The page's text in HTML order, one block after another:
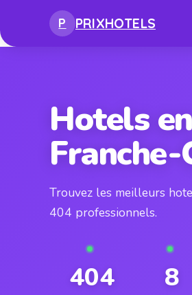
P PRIXHOTELS
Hotels
Trouvez les meilleurs
404 professionnels.
404 8